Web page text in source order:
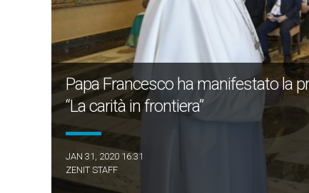
Papa Francesco ha manifestato la
“La carità in frontiera”
JAN 31, 2020 16:31
ZENIT STAFF